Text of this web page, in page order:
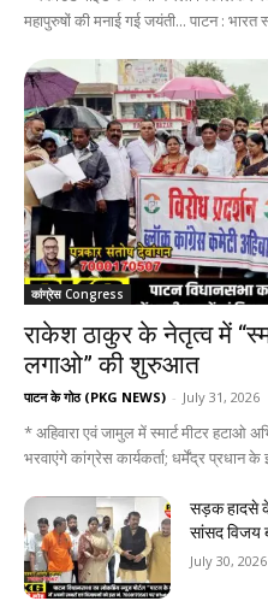
महापुरुषों की मनाई गई जयंती... पाटन : भारत
कांग्रेस Congress
राकेश ठाकुर के नेतृत्व में
लगाओ” की शुरुआत
पाटन के गोठ (PKG NEWS) - July 31, 2026
* अहिवारा एवं जामुल में स्मार्ट मीटर
भरवाएंगे कांग्रेस कार्यकर्ता; धर्मेंद्र प्रधान
सड़क हादसे
सांसद विजय
July 30, 2026